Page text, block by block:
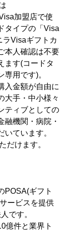
加盟店で使
タイプの「Visa
Visaギフトカ
本人確認は不要
ます(コードタ
用です)。
入金額が自由に
大手・中小様々
ティブとしての
融機関・病院・
ています。
だけます。
POSA(ギフト
ービスを提供
です。
億件と業界ト